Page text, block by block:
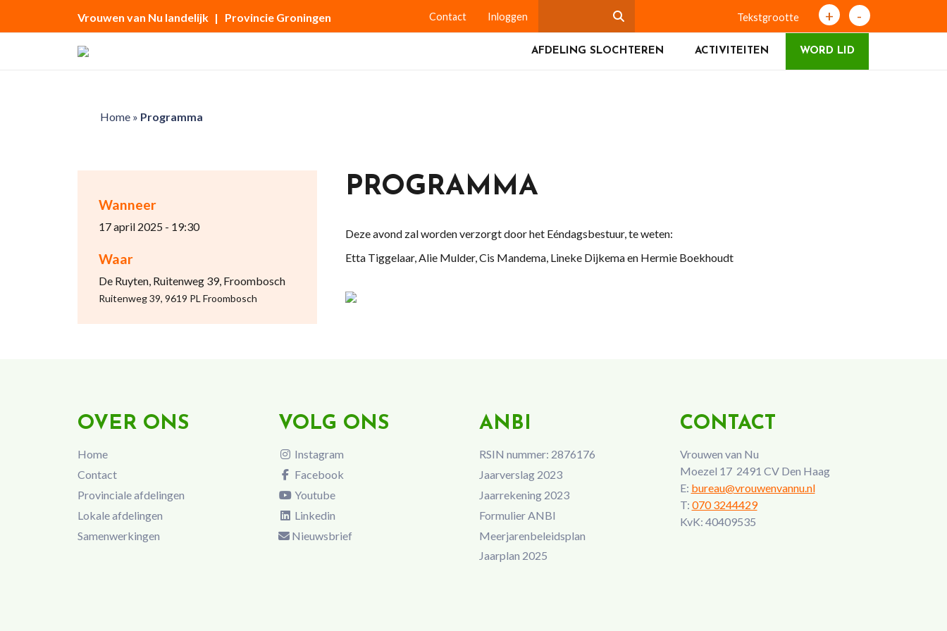
Vrouwen van Nu landelijk | Provincie Groningen Contact Inloggen Tekstgrootte + -
AFDELING SLOCHTEREN ACTIVITEITEN WORD LID
Home» Programma
Wanneer
17 april 2025 - 19:30
Waar
De Ruyten, Ruitenweg 39, Froombosch
Ruitenweg 39, 9619 PL Froombosch
PROGRAMMA
Deze avond zal worden verzorgt door het Eéndagsbestuur, te weten:
Etta Tiggelaar, Alie Mulder, Cis Mandema, Lineke Dijkema en Hermie Boekhoudt
OVER ONS
Home
Contact
Provinciale afdelingen
Lokale afdelingen
Samenwerkingen
VOLG ONS
Instagram
Facebook
Youtube
Linkedin
Nieuwsbrief
ANBI
RSIN nummer: 2876176
Jaarverslag 2023
Jaarrekening 2023
Formulier ANBI
Meerjarenbeleidsplan
Jaarplan 2025
CONTACT
Vrouwen van Nu
Moezel 17 2491 CV Den Haag
E: bureau@vrouwenvannu.nl
T: 070 3244429
KvK: 40409535